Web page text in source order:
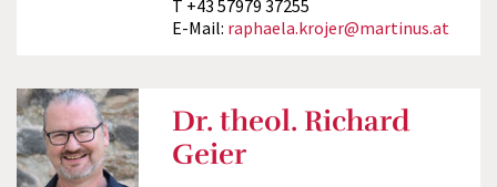
T +43 57979 37255
E-Mail: raphaela.krojer@martinus.at
Dr. theol. Richard
Geier